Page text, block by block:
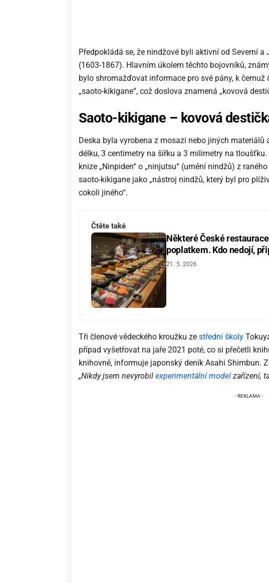
Předpokládá se, že nindžové byli aktivní od Severní
(1603-1867). Hlavním úkolem těchto bojovníků,
bylo shromažďovat informace pro své pány, k
„saoto-kikigane“, což doslova znamená „kovová
Saoto-kikigane – kovová
Deska byla vyrobena z mosazi nebo jiných materiálů
délku, 3 centimetry na šířku a 3 milimetry na
knize „Ninpiden“ o „ninjutsu“ (umění nindžů) z
saoto-kikigane jako „nástroj nindžů, který byl pro
cokoli jiného“.
Čtěte také
Některé České
poplatkem. Kdo nedojí,
21. 5. 2026
Tři členové vědeckého kroužku ze střední školy
případ vyšetřovat na jaře 2021 poté, co si přečetli
knihovně, informuje japonský deník Asahi Shimbun.
„Nikdy jsem nevyrobil experimentální model zařízení,